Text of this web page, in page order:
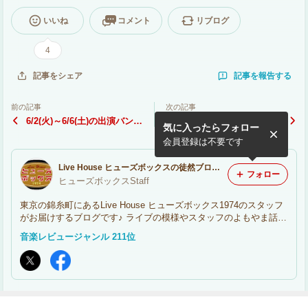
いいね
4
コメント リブログ
記事をシェア 記事を報告する
前の記事
6/2(火)～6/6(土)の出演バンド
次の記事
5/26(火)～5/31(日)の出演バ
ンドはこちらです♪
Live House ヒューズボックスの徒然ブログ♪
ヒューズボックスStaff
東京の錦糸町にあるLive House ヒューズボックス1974のスタッフ
がお届けするブログです♪ ライブの模様やスタッフのよもやま話な
どを綴っていきたいと思います。 たまに不定期更新となります
が、ご了承くださいm(_ _)m
気に入ったらフォロー
会員登録は不要です
フォロー
音楽レビュージャンル 211位